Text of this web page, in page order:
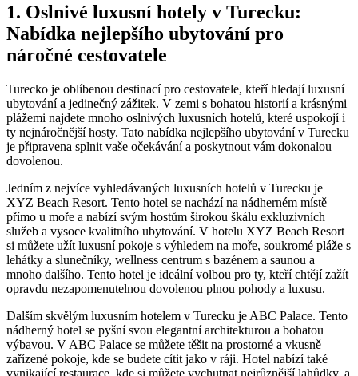
1. Oslnivé luxusní hotely v Turecku:
Nabídka nejlepšího ubytování pro
náročné cestovatele
Turecko je oblíbenou destinací pro cestovatele, kteří hledají luxusní
ubytování a jedinečný zážitek. V zemi s bohatou historií a krásnými
plážemi najdete mnoho oslnivých luxusních hotelů, které uspokojí i
ty nejnáročnější hosty. Tato nabídka nejlepšího ubytování v Turecku
je připravena splnit vaše očekávání a poskytnout vám dokonalou
dovolenou.
Jedním z nejvíce vyhledávaných luxusních hotelů v Turecku je
XYZ Beach Resort. Tento hotel se nachází na nádherném místě
přímo u moře a nabízí svým hostům širokou škálu exkluzivních
služeb a vysoce kvalitního ubytování. V hotelu XYZ Beach Resort
si můžete užít luxusní pokoje s výhledem na moře, soukromé pláže s
lehátky a slunečníky, wellness centrum s bazénem a saunou a
mnoho dalšího. Tento hotel je ideální volbou pro ty, kteří chtějí zažít
opravdu nezapomenutelnou dovolenou plnou pohody a luxusu.
Dalším skvělým luxusním hotelem v Turecku je ABC Palace. Tento
nádherný hotel se pyšní svou elegantní architekturou a bohatou
výbavou. V ABC Palace se můžete těšit na prostorné a vkusně
zařízené pokoje, kde se budete cítit jako v ráji. Hotel nabízí také
vynikající restaurace, kde si můžete vychutnat nejrůznější lahůdky, a